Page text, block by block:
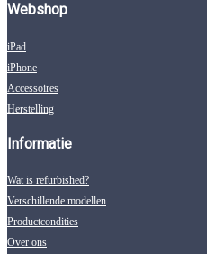
Webshop
iPad
iPhone
Accessoires
Herstelling
Informatie
Wat is refurbished?
Verschillende modellen
Productcondities
Over ons